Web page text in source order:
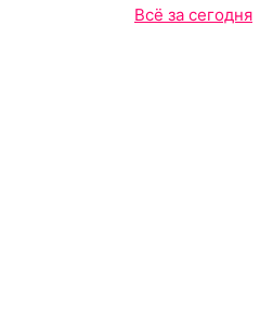
Всё за сегодня